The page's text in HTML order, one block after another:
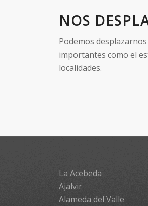
NOS
Podemos
importantes como el
localidades.
La Acebeda
Ajalvir
Alameda del Valle